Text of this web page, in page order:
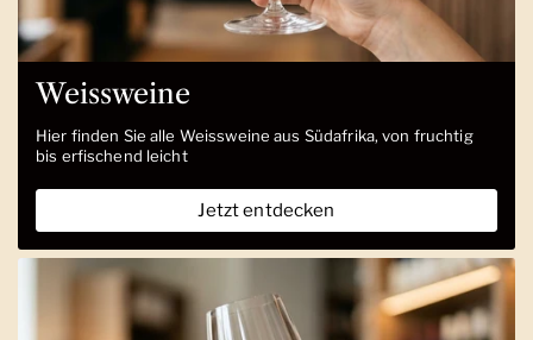
Weissweine
Hier finden Sie alle Weissweine aus Südafrika, von fruchtig
bis erfischend leicht
Jetzt entdecken